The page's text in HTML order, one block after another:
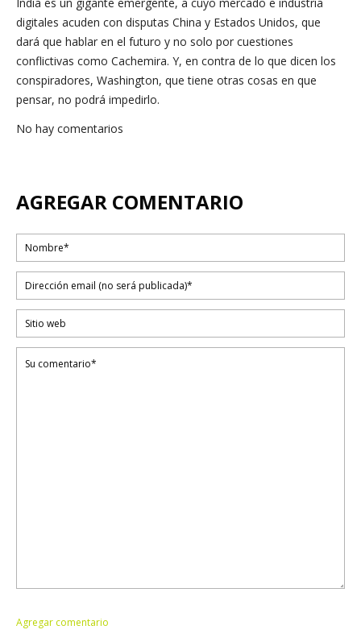
digitales acuden con disputas China y Estados Unidos, que
dará que hablar en el futuro y no solo por cuestiones
conflictivas como Cachemira. Y, en contra de lo que dicen los
conspiradores, Washington, que tiene otras cosas en que
pensar, no podrá impedirlo.
No hay comentarios
AGREGAR COMENTARIO